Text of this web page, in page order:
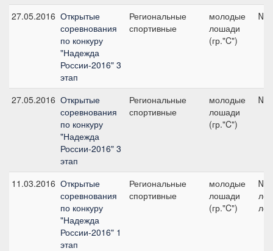
27.05.2016 Открытые
соревнования
по конкуру
"Надежда
России-2016" 3
этап
Региональные
спортивные
молодые
лошади
(гр."C")
27.05.2016 Открытые
соревнования
по конкуру
"Надежда
России-2016" 3
этап
Региональные
спортивные
молодые
лошади
(гр."C")
11.03.2016 Открытые
соревнования
по конкуру
"Надежда
России-2016" 1
этап
Региональные
спортивные
молодые
лошади
(гр."C")
№3